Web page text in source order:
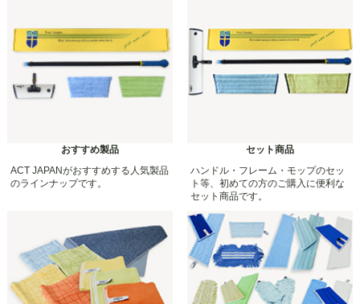
おすすめ製品
ACT JAPANがおすすめする人気製品
のラインナップです。
セット商品
ハンドル・フレーム・モップのセッ
ト等、初めての方のご購入に便利な
セット商品です。